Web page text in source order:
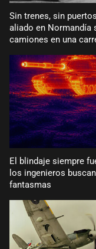
Sin trenes, sin
aliado en Normandía
camiones en una
El blindaje siempre
los ingenieros
fantasmas